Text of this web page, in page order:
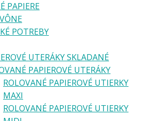
PAPIERE
POTREBY
UTERÁKY SKLADANÉ
PAPIEROVÉ UTERÁKY
ROLOVANÉ PAPIEROVÉ UTIERKY
MAXI
ROLOVANÉ PAPIEROVÉ UTIERKY